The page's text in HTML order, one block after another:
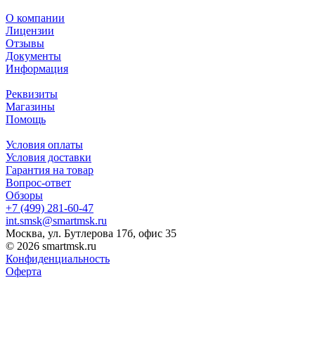
О компании
Лицензии
Отзывы
Документы
Информация
Реквизиты
Магазины
Помощь
Условия оплаты
Условия доставки
Гарантия на товар
Вопрос-ответ
Обзоры
+7 (499) 281-60-47
int.smsk@smartmsk.ru
Москва, ул. Бутлерова 17б, офис 35
© 2026 smartmsk.ru
Конфиденциальность
Оферта